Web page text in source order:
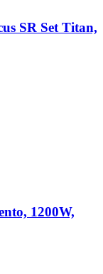
SR Set Titan,
1200W,